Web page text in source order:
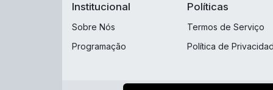
Institucional
Sobre Nós
Programação
Políticas
Termos de Serviço
Política de